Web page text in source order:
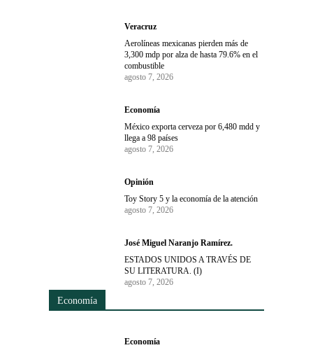
Veracruz
Aerolíneas mexicanas pierden más de
3,300 mdp por alza de hasta 79.6% en el
combustible
agosto 7, 2026
Economía
México exporta cerveza por 6,480 mdd y
llega a 98 países
agosto 7, 2026
Opinión
Toy Story 5 y la economía de la atención
agosto 7, 2026
José Miguel Naranjo Ramírez.
ESTADOS UNIDOS A TRAVÉS DE
SU LITERATURA. (I)
agosto 7, 2026
Economía
Economía